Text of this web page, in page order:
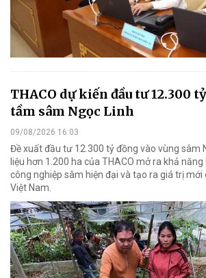
THACO dự kiến đầu tư 12.300
tầm sâm Ngọc Linh
09/08/2026 16:03
Đề xuất đầu tư 12.300 tỷ đồng vào vùng sâm
liệu hơn 1.200 ha của THACO mở ra khả
công nghiệp sâm hiện đại và tạo ra giá trị mới
Việt Nam.